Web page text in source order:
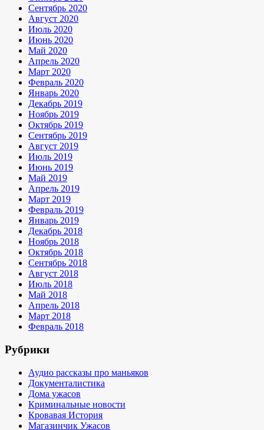
Сентябрь 2020
Август 2020
Июль 2020
Июнь 2020
Май 2020
Апрель 2020
Март 2020
Февраль 2020
Январь 2020
Декабрь 2019
Ноябрь 2019
Октябрь 2019
Сентябрь 2019
Август 2019
Июль 2019
Июнь 2019
Май 2019
Апрель 2019
Март 2019
Февраль 2019
Январь 2019
Декабрь 2018
Ноябрь 2018
Октябрь 2018
Сентябрь 2018
Август 2018
Июль 2018
Май 2018
Апрель 2018
Март 2018
Февраль 2018
Рубрики
Аудио рассказы про маньяков
Документалистика
Дома ужасов
Криминальные новости
Кровавая История
Магазинчик Ужасов